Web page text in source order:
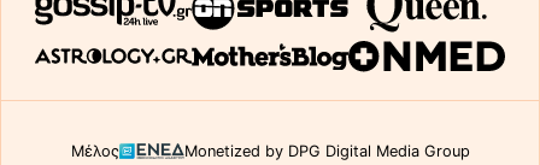
Μέλος Monetized by DPG Digital Media Group